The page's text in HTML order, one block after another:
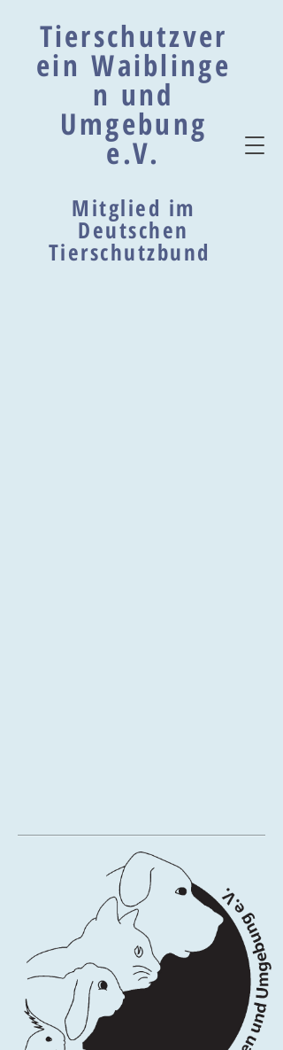
Tierschutzver
ein Waiblinge
n und
Umgebung
e.V.
Mitglied im
Deutschen
Tierschutzbund